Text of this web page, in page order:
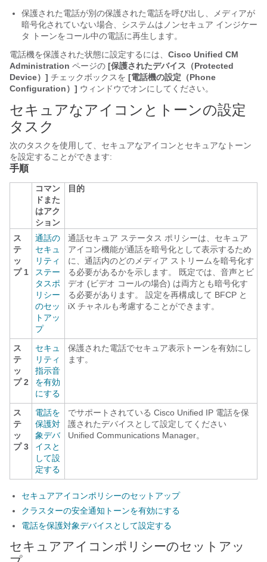
保護された電話が別の保護された電話を呼び出し、メディアが
暗号化されていない場合、システムはノンセキュア インジケー
タ トーンをコール中の電話に再生します。
電話機を保護された状態に設定するには、 Cisco Unified CM
Administration ページの [保護されたデバイス（Protected
Device）] チェックボックスを [電話機の設定（Phone
Configuration）] ウィンドウでオンにしてください。
セキュアなアイコンとトーンの設定
タスク
次のタスクを使用して、セキュアなアイコンとセキュアなトーン
を設定することができます:
手順
コマン
ドまた
はアク
ション
目的
ス
テ
ッ
プ 1
通話の
セキュ
リティ
ステー
タスポ
リシー
のセッ
トアッ
プ
通話セキュア ステータス ポリシーは、セキュア
アイコン機能が通話を暗号化として表示するため
に、通話内のどのメディア ストリームを暗号化す
る必要があるかを示します。 既定では、音声とビ
デオ (ビデオ コールの場合) は両方とも暗号化す
る必要があります。 設定を再構成して BFCP と
iX チャネルも考慮することができます。
ス
テ
ッ
プ 2
セキュ
リティ
指示音
を有効
にする
保護された電話でセキュア表示トーンを有効にし
ます。
ス
テ
ッ
プ 3
電話を
保護対
象デバ
イスと
して設
定する
でサポートされている Cisco Unified IP 電話を保
護されたデバイスとして設定してください
Unified Communications Manager。
セキュアアイコンポリシーのセットアップ
クラスターの安全通知トーンを有効にする
電話を保護対象デバイスとして設定する
セキュアアイコンポリシーのセットアッ